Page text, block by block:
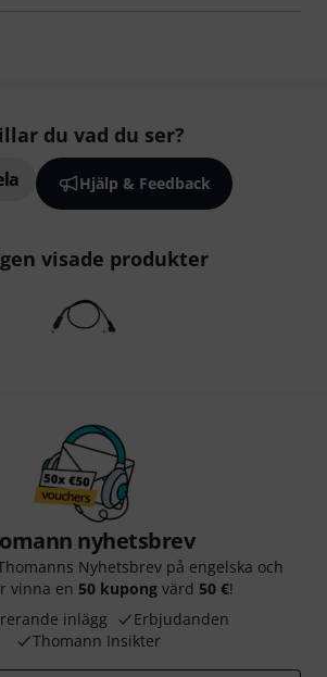
du vad du ser?
Hjälp & Feedback
visade produkter
nyhetsbrev
Nyhetsbrev på engelska och
vinna en 50 kupong värd 50 €!
inlägg
Erbjudanden
Thomann Insikter